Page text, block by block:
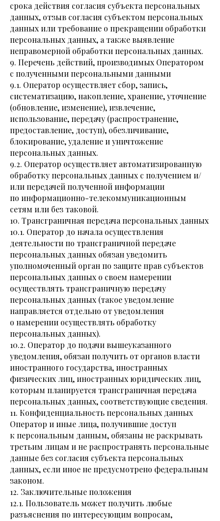
срока действия согласия субъекта персональных
данных, отзыв согласия субъектом персональных
данных или требование о прекращении обработки
персональных данных, а также выявление
неправомерной обработки персональных данных.
9. Перечень действий, производимых Оператором
с полученными персональными данными
9.1. Оператор осуществляет сбор, запись,
систематизацию, накопление, хранение, уточнение
(обновление, изменение), извлечение,
использование, передачу (распространение,
предоставление, доступ), обезличивание,
блокирование, удаление и уничтожение
персональных данных.
9.2. Оператор осуществляет автоматизированную
обработку персональных данных с получением и/
или передачей полученной информации
по информационно-телекоммуникационным
сетям или без таковой.
10. Трансграничная передача персональных данных
10.1. Оператор до начала осуществления
деятельности по трансграничной передаче
персональных данных обязан уведомить
уполномоченный орган по защите прав субъектов
персональных данных о своем намерении
осуществлять трансграничную передачу
персональных данных (такое уведомление
направляется отдельно от уведомления
о намерении осуществлять обработку
персональных данных).
10.2. Оператор до подачи вышеуказанного
уведомления, обязан получить от органов власти
иностранного государства, иностранных
физических лиц, иностранных юридических лиц,
которым планируется трансграничная передача
персональных данных, соответствующие сведения.
11. Конфиденциальность персональных данных
Оператор и иные лица, получившие доступ
к персональным данным, обязаны не раскрывать
третьим лицам и не распространять персональные
данные без согласия субъекта персональных
данных, если иное не предусмотрено федеральным
законом.
12. Заключительные положения
12.1. Пользователь может получить любые
разъяснения по интересующим вопросам,